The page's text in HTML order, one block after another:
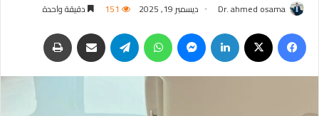
Dr. ahmed osama ديسمبر 19, 2025 151 دقيقة واحدة